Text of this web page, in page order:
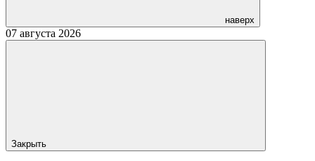
наверх
07 августа 2026
Закрыть